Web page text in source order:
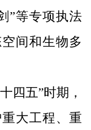
”等专项执法
间和生物多
四五”时期，
大工程、重